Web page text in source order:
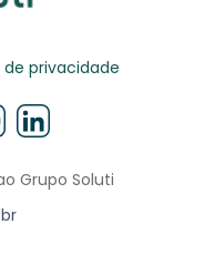
privacidade
Grupo Soluti